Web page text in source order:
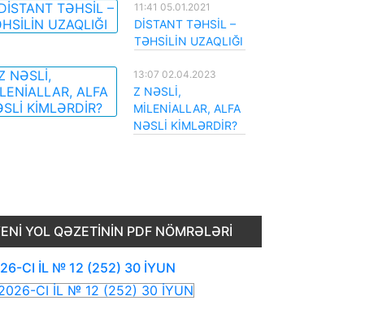
11:41 05.01.2021
DİSTANT TƏHSİL –
TƏHSİLİN UZAQLIĞI
13:07 02.04.2023
Z NƏSLİ,
MİLENİALLAR, ALFA
NƏSLİ KİMLƏRDİR?
YOL QƏZETININ PDF NÖMRƏLƏRI
CI İL № 12 (252) 30 İYUN